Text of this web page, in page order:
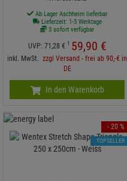
Ab Lager Aschheim lieferbar
Lieferzeit: 1-3 Werktage
3 sofort verfügbar
UVP: 71,28 € 1 59,90 €
inkl. MwSt. zzgl Versand - frei ab 90,-€ in
DE
In den Warenkorb
- 20 %
TOPSELLER